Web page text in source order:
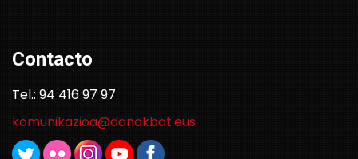
Contacto
Tel.: 94 416 97 97
komunikazioa@danokbat.eus